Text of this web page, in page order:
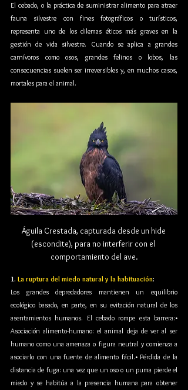
El cebado, o la práctica de suministrar alimento para atraer
fauna silvestre con fines fotográficos o turísticos,
representa uno de los dilemas éticos más graves en la
gestión de vida silvestre. Cuando se aplica a grandes
carnívoros como osos, grandes felinos o lobos, las
consecuencias suelen ser irreversibles y, en muchos casos,
mortales para el animal.
Águila Crestada, capturada desde un hide
(escondite), para no interferir con el
comportamiento del ave.
1. La ruptura del miedo natural y la habituación:
Los grandes depredadores mantienen un equilibrio
ecológico basado, en parte, en su evitación natural de los
asentamientos humanos. El cebado rompe esta barrera:•
Asociación alimento-humano: el animal deja de ver al ser
humano como una amenaza o figura neutral y comienza a
asociarlo con una fuente de alimento fácil.• Pérdida de la
distancia de fuga: una vez que un oso o un puma pierde el
miedo y se habitúa a la presencia humana para obtener